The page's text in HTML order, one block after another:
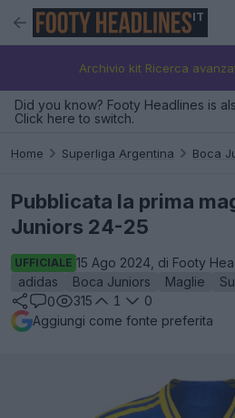
IT
Archivio kit Ricerca
Did you know? Footy Headlines is
Click here to switch.
Home Superliga Argentina Boca
Pubblicata la prima
Juniors 24-25
UFFICIALE 15 Ago 2024, di Footy
adidas
Boca Juniors Maglie
0
315 1
0
Aggiungi come fonte preferita